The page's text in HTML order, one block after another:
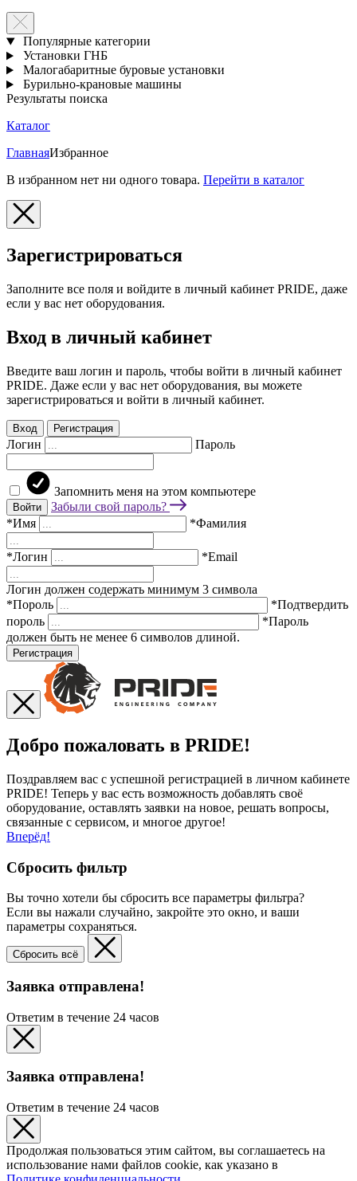
Популярные категории
Установки ГНБ
Малогабаритные буровые установки
Бурильно-крановые машины
Результаты поиска
Каталог
ГлавнаяИзбранное
В избранном нет ни одного товара. Перейти в каталог
Зарегистрироваться
Заполните все поля и войдите в личный кабинет PRIDE, даже
если у вас нет оборудования.
Вход в личный кабинет
Введите ваш логин и пароль, чтобы войти в личный кабинет
PRIDE. Даже если у вас нет оборудования, вы можете
зарегистрироваться и войти в личный кабинет.
Вход Регистрация
Логин Пароль
Запомнить меня на этом компьютере
Войти
Забыли свой пароль?
*Имя
*Фамилия
*Логин *Email
Логин должен содержать минимум 3 символа
*Пороль
*Подтвердить
пороль
*Пароль
должен быть не менее 6 символов длиной.
Регистрация
Добро пожаловать в PRIDE!
Поздравляем вас с успешной регистрацией в личном кабинете
PRIDE! Теперь у вас есть возможность добавлять своё
оборудование, оставлять заявки на новое, решать вопросы,
связанные с сервисом, и многое другое!
Вперёд!
Сбросить фильтр
Вы точно хотели бы сбросить все параметры фильтра?
Если вы нажали случайно, закройте это окно, и ваши
параметры сохраняться.
Сбросить всё
Заявка отправлена!
Ответим в течение 24 часов
Заявка отправлена!
Ответим в течение 24 часов
Продолжая пользоваться этим сайтом, вы соглашаетесь на
использование нами файлов cookie, как указано в